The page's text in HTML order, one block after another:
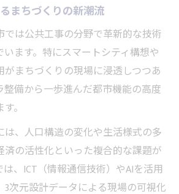
まちづくりの新潮流
では公共工事の分野で革新的な技術
ます。特にスマートシティ構想や
まちづくりの現場に浸透しつつあ
整備から一歩進んだ都市機能の高度
。
は、人口構造の変化や生活様式の多
済の活性化といった複合的な課題が
、ICT（情報通信技術）やAIを活用
3次元設計データによる現場の可視化